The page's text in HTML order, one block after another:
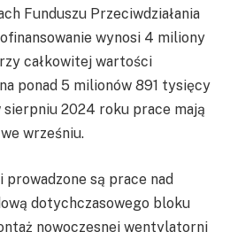
Funduszu Przeciwdziałania
wynosi 4 miliony
całkowitej wartości
ponad 5 milionów 891 tysięcy
sierpniu 2024 roku prace mają
wrześniu.
są prace nad
dotychczasowego bloku
nowoczesnej wentylatorni